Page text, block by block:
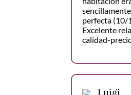
sencillamente
perfecta (10/
Excelente
calidad-
Luigi